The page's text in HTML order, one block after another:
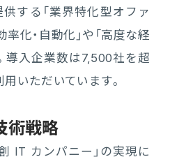
する「業界特化型オファ
率化・自動化」や「高度な経
導入企業数は7,500社を超
いただいています。
術戦略
IT カンパニー」の実現に